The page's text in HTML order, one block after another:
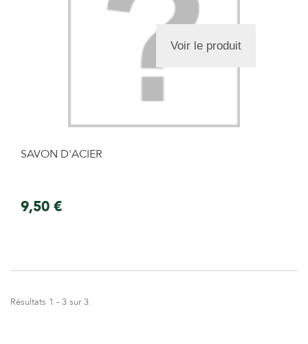
Voir le produit
SAVON D'ACIER
9,50 €
Résultats 1 - 3 sur 3.